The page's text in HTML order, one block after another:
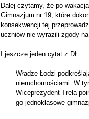
Dalej czytamy, że po
Gimnazjum nr 19, które
konsekwencji tej
uczniów nie wyrazili zgody
I jeszcze jeden cytat z DŁ:
Władze Łodzi
nieruchomościami. W
Wiceprezydent Trela
go jednoklasowe